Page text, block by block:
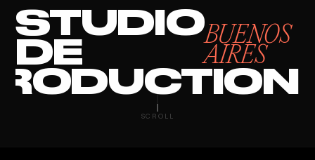
VIRAL VIDEO
STUDIO
DE BUENOS
AIRES
SCROLL